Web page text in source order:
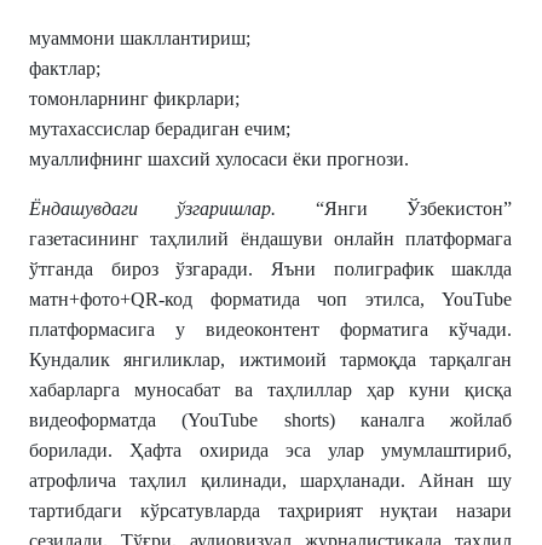
муаммони шакллантириш;
фактлар;
томонларнинг фикрлари;
мутахассислар берадиган ечим;
муаллифнинг шахсий хулосаси ёки прогнози.
Ёндашувдаги ўзгаришлар. “Янги Ўзбекистон”
газетасининг таҳлилий ёндашуви онлайн платформага
ўтганда бироз ўзгаради. Яъни полиграфик шаклда
матн+фото+QR-код форматида чоп этилса, YouTube
платформасига у видеоконтент форматига кўчади.
Кундалик янгиликлар, ижтимоий тармоқда тарқалган
хабарларга муносабат ва таҳлиллар ҳар куни қисқа
видеоформатда (YouTube shorts) каналга жойлаб
борилади. Ҳафта охирида эса улар умумлаштириб,
атрофлича таҳлил қилинади, шарҳланади. Айнан шу
тартибдаги кўрсатувларда таҳририят нуқтаи назари
сезилади. Тўғри, аудиовизуал журналистикада таҳлил